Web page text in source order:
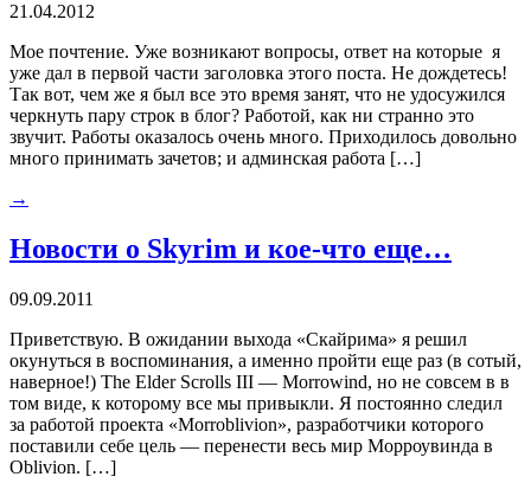
21.04.2012
Мое почтение. Уже возникают вопросы, ответ на которые я
уже дал в первой части заголовка этого поста. Не дождетесь!
Так вот, чем же я был все это время занят, что не удосужился
черкнуть пару строк в блог? Работой, как ни странно это
звучит. Работы оказалось очень много. Приходилось довольно
много принимать зачетов; и админская работа […]
→
Новости о Skyrim и кое-что еще…
09.09.2011
Приветствую. В ожидании выхода «Скайрима» я решил
окунуться в воспоминания, а именно пройти еще раз (в сотый,
наверное!) The Elder Scrolls III — Morrowind, но не совсем в в
том виде, к которому все мы привыкли. Я постоянно следил
за работой проекта «Morroblivion», разработчики которого
поставили себе цель — перенести весь мир Морроувинда в
Oblivion. […]